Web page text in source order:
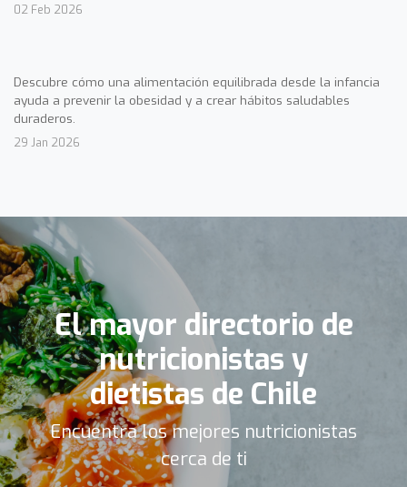
02 Feb 2026
Descubre cómo una alimentación equilibrada desde la infancia
ayuda a prevenir la obesidad y a crear hábitos saludables
duraderos.
29 Jan 2026
El mayor directorio de
nutricionistas y
dietistas de Chile
Encuentra los mejores nutricionistas
cerca de ti